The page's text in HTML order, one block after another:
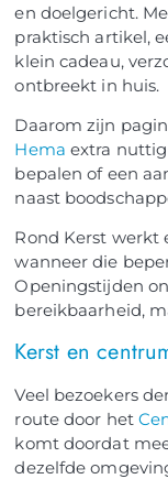
en doelgericht.
praktisch artikel,
klein cadeau,
ontbreekt in huis.
Daarom zijn
Hema extra
bepalen of een
naast
Rond Kerst werkt
wanneer die
Openingstijden
bereikbaarheid,
Kerst en
Veel bezoekers
route door het
komt doordat
dezelfde